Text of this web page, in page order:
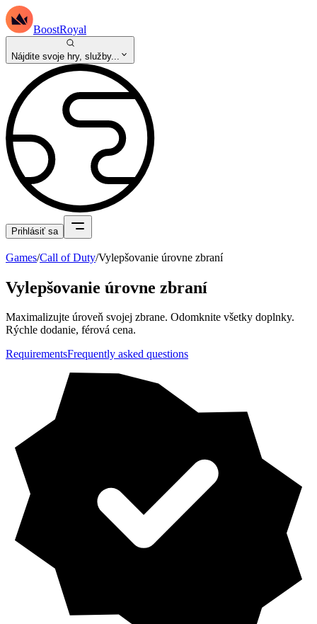
BoostRoyal
Nájdite svoje hry, služby...
Prihlásiť sa
Games/Call of Duty/Vylepšovanie úrovne zbraní
Vylepšovanie úrovne zbraní
Maximalizujte úroveň svojej zbrane. Odomknite všetky doplnky.
Rýchle dodanie, férová cena.
RequirementsFrequently asked questions